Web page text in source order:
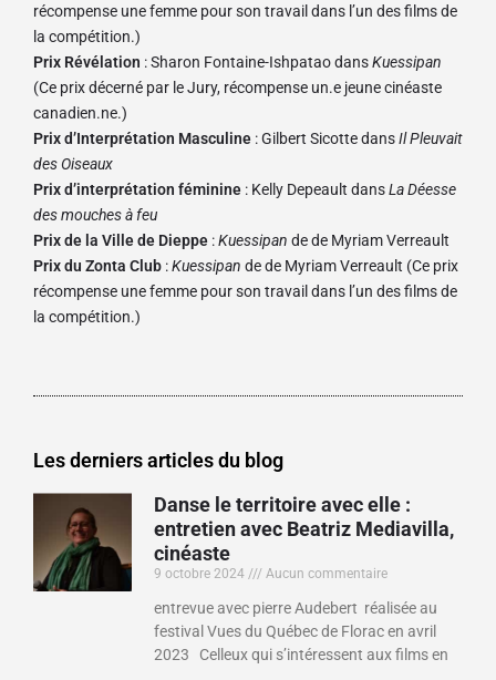
récompense une femme pour son travail dans l’un des films de
la compétition.)
Prix Révélation : Sharon Fontaine-Ishpatao dansKuessipan
(Ce prix décerné par le Jury, récompense un.e jeune cinéaste
canadien.ne.)
Prix d’Interprétation Masculine : Gilbert Sicotte dansIl Pleuvait
des Oiseaux
Prix d’interprétation féminine : Kelly Depeault dansLa Déesse
des mouches à feu
Prix de la Ville de Dieppe :Kuessipan de de Myriam Verreault
Prix du Zonta Club :Kuessipan de de Myriam Verreault (Ce prix
récompense une femme pour son travail dans l’un des films de
la compétition.)
Les derniers articles du blog
Danse le territoire avec elle :
entretien avec Beatriz Mediavilla,
cinéaste
9 octobre 2024 Aucun commentaire
entrevue avec pierre Audebert réalisée au
festival Vues du Québec de Florac en avril
2023 Celleux qui s’intéressent aux films en